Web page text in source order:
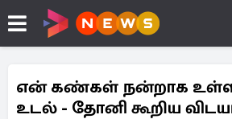
என் கண்கள் நன்றாக
உடல் - தோனி கூறிய